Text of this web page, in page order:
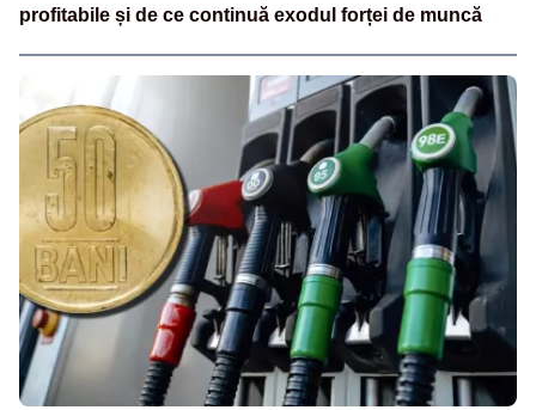
profitabile și de ce continuă exodul forței de muncă